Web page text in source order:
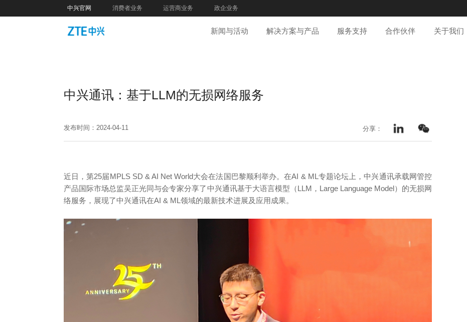
中兴官网 消费者业务 运营商业务 政企业务
新闻与活动 解决方案与产品 服务支持 合作伙伴 关于我们
中兴通讯：基于LLM的无损网络服务
发布时间：2024-04-11 分享：
近日，第25届MPLS SD & AI Net World大会在法国巴黎顺利举办。在AI & ML专题论坛上，中兴通讯承载网管控
产品国际市场总监吴正光同与会专家分享了中兴通讯基于大语言模型（LLM，Large Language Model）的无损网
络服务，展现了中兴通讯在AI & ML领域的最新技术进展及应用成果。